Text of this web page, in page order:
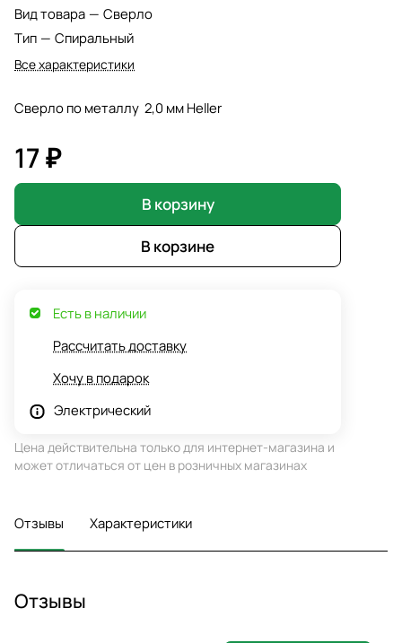
Вид товара — Сверло
Тип — Спиральный
Все характеристики
Сверло по металлу 2,0 мм Heller
17 ₽
В корзину
В корзине
Есть в наличии
Рассчитать доставку
Хочу в подарок
Электрический
Цена действительна только для интернет-магазина и
может отличаться от цен в розничных магазинах
Отзывы Характеристики
Отзывы